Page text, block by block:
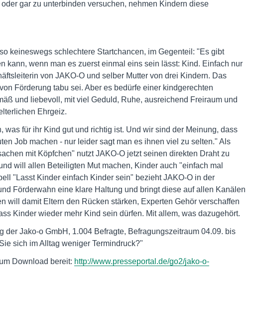
gar zu unterbinden versuchen, nehmen Kindern diese
keineswegs schlechtere Startchancen, im Gegenteil: "Es gibt
kann, wenn man es zuerst einmal eins sein lässt: Kind. Einfach nur
von JAKO-O und selber Mutter von drei Kindern. Das
Förderung tabu sei. Aber es bedürfe einer kindgerechten
und liebevoll, mit viel Geduld, Ruhe, ausreichend Freiraum und
Ehrgeiz.
was für ihr Kind gut und richtig ist. Und wir sind der Meinung, dass
Job machen - nur leider sagt man es ihnen viel zu selten." Als
mit Köpfchen" nutzt JAKO-O jetzt seinen direkten Draht zu
will allen Beteiligten Mut machen, Kinder auch "einfach mal
"Lasst Kinder einfach Kinder sein" bezieht JAKO-O in der
Förderwahn eine klare Haltung und bringt diese auf allen Kanälen
will damit Eltern den Rücken stärken, Experten Gehör verschaffen
Kinder wieder mehr Kind sein dürfen. Mit allem, was dazugehört.
der Jako-o GmbH, 1.004 Befragte, Befragungszeitraum 04.09. bis
sich im Alltag weniger Termindruck?"
Download bereit: http://www.presseportal.de/go2/jako-o-